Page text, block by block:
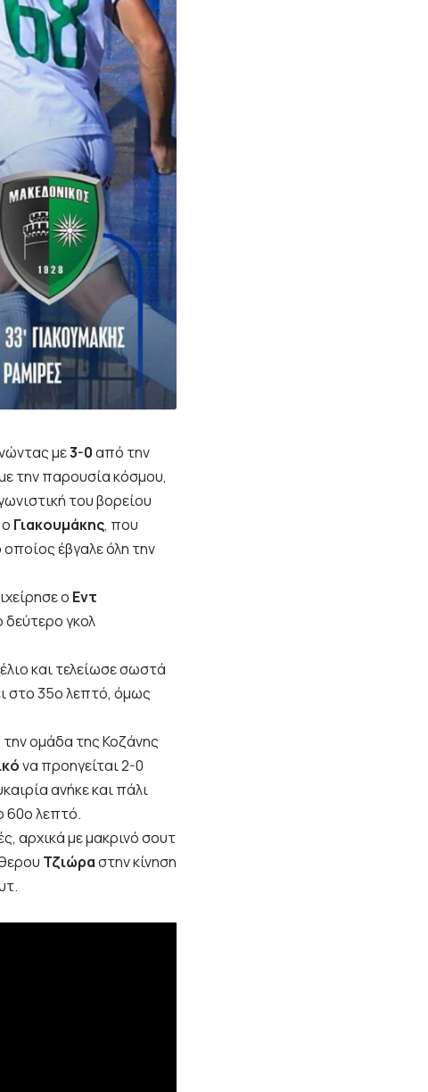
με3-0από την
την παρουσία κόσμου,
του βορείου
Γιακουμάκης, που
οποίος έβγαλε όλη την
ο Εντ
δεύτερο γκολ
και τελείωσε σωστά
στο 35ο λεπτό, όμως
να προηγείται 2-0
ανήκε και πάλι
60ο λεπτό.
αρχικά με μακρινό σουτ
Τζιώραστην κίνηση